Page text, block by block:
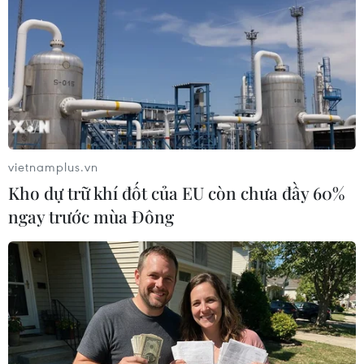
Campuchia: Vì sao thầy trò HLV Kim
Sang-sik cần giành ngôi đầu bảng?
06/08/2026 11:05
Nhận định Việt Nam vs Campuchia:
'Phù thủy Kim' sẽ xoay tua toan tính
đường dài?
06/08/2026 08:25
HLV Kim Sang-sik: 'Tuyển Việt Nam
hướng tới chiến thắng để giữ ngôi
đầu bảng'
06/08/2026 07:25
Chủ tịch Liên đoàn Bóng đá thế giới
vietnamplus.vn
Kho dự trữ khí đốt của EU còn chưa đầy 60%
ngay trước mùa Đông